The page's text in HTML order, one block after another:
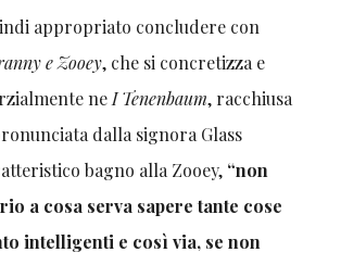
appropriato concludere con
e Zooey, che si concretizza e
neI Tenenbaum, racchiusa
dalla signora Glass
bagno alla Zooey, “non
a cosa serva sapere tante cose
intelligenti e così via, se non